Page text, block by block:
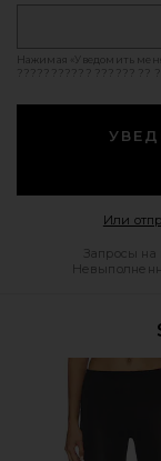
Нажимая «Уведомить
Или
Запросы на